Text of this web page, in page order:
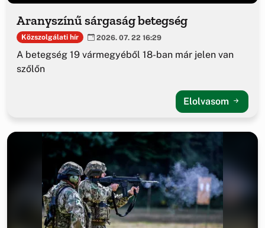
Aranyszínű sárgaság betegség
Közszolgálati hír 2026. 07. 22 16:29
A betegség 19 vármegyéből 18-ban már jelen van
szőlőn
Elolvasom